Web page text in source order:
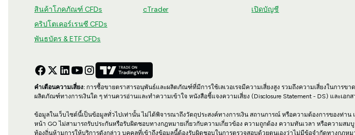
สินค้าโภคภัณฑ์ CFDs
คริปโตเคอร์เรนซี CFDs
พันธบัตร & ETF CFDs
cTrader
เปิดบัญชี
คำเตือนความเสี่ยง: การซื้อขายตราสารอนุพันธ์และผลิตภัณฑ์ที่มีการใช้เลเวอเรจมีความเสี่ยงสูง รวมถึงความเสี่ยงในการ
ผลิตภัณฑ์ทางการเงินใด ๆ ท่านควรอ่านและทำความเข้าใจ หนังสือชี้แจงความเสี่ยง (Disclosure Statement - DS) และเอ
ข้อมูลในเว็บไซต์นี้เป็นข้อมูลทั่วไปเท่านั้น ไม่ได้พิจารณาถึงวัตถุประสงค์ทางการเงิน สถานการณ์ หรือความต้องการของท่า
หน้า GO ไม่สามารถรับประกันหรือรับผิดชอบทางกฎหมายเกี่ยวกับความเกี่ยวข้อง ความถูกต้อง ความทันเวลา หรือความส
ท้องถิ่นห้ามการให้บริการดังกล่าว บุคคลที่เข้าถึงข้อมูลนี้ต้องรับผิดชอบในการตรวจสอบด้วยตนเองว่าไม่มีข้อจำกัดทางกฎหม